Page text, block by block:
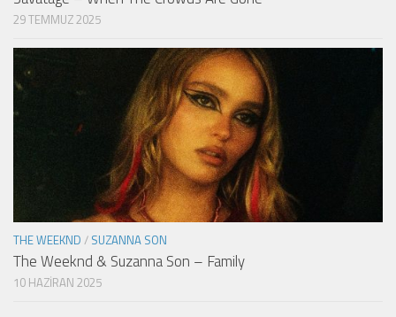
29 TEMMUZ 2025
THE WEEKND / SUZANNA SON
The Weeknd & Suzanna Son – Family
10 HAZIRAN 2025